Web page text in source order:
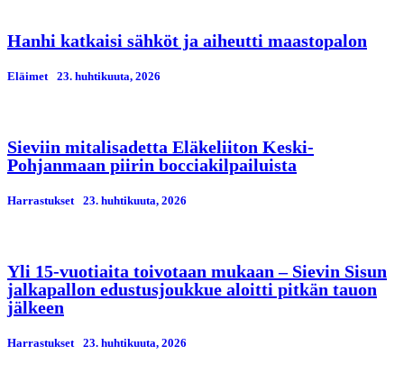
Hanhi katkaisi sähköt ja aiheutti maastopalon
Eläimet 23. huhtikuuta, 2026
Sieviin mitalisadetta Eläkeliiton Keski-
Pohjanmaan piirin bocciakilpailuista
Harrastukset 23. huhtikuuta, 2026
Yli 15-vuotiaita toivotaan mukaan – Sievin Sisun
jalkapallon edustusjoukkue aloitti pitkän tauon
jälkeen
Harrastukset 23. huhtikuuta, 2026